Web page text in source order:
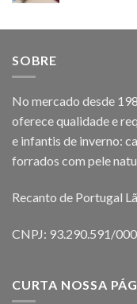
SOBRE
No mercado desde
oferece qualidade e
e infantis de inverno:
forrados com pele
Recanto de Portugal
CNPJ: 93.290.591/
CURTA NOSSA